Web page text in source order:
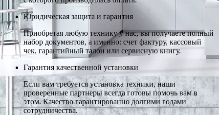
Юридическая защита и гарантия
Приобретая любую технику у нас, вы получаете полный
набор документов, а именно: счет фактуру, кассовый
чек, гарантийный талон или сервисную книгу.
Гарантия качественной установки
Если вам требуется установка техники, наши
проверенные партнеры всегда готовы помочь вам в
этом. Качество гарантированно долгими годами
сотрудничества.